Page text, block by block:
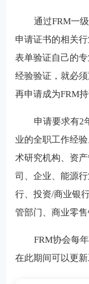
通过FRM一
申请证书的相关
表单验证自己的
经验验证，就必
再申请成为FRM持
申请要求有2
业的全职工作经
术研究机构、资
司、企业、能源
行、投资/商业银
管部门、商业零
FRM协会每
在此期间可以更新